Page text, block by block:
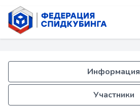
Информация
Участники